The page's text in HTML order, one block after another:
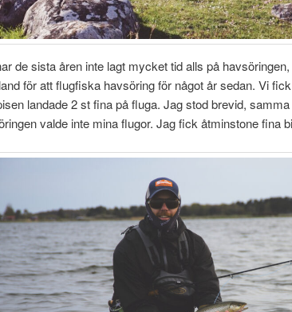
de sista åren inte lagt mycket tid alls på
för att flugfiska havsöring för något år sedan. Vi
landade 2 st fina på fluga. Jag stod brevid,
valde inte mina flugor. Jag fick åtminstone fina